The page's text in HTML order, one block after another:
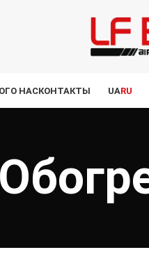
О НАСКОНТАКТЫ UARU